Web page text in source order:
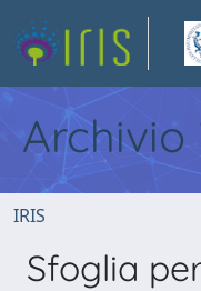
Archivio
IRIS
Sfoglia